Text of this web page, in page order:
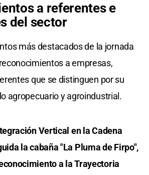
a referentes e
del sector
más destacados de la jornada
a empresas,
que se distinguen por su
agropecuario y agroindustrial.
Vertical en la Cadena
la cabaña "La Pluma de Firpo",
a la Trayectoria